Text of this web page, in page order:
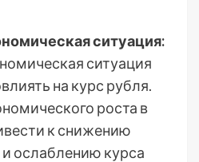
ситуация:
ситуация
на курс рубля.
роста в
к снижению
и ослаблению курса